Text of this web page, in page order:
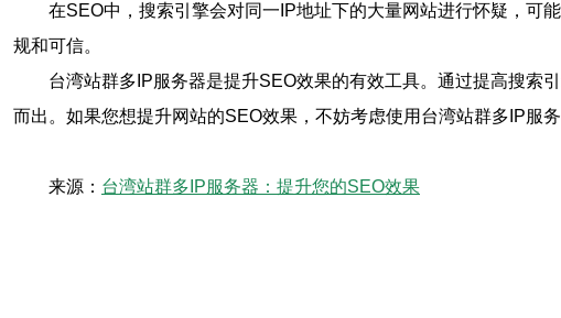
在SEO中，搜索引擎会对同一IP地址下的大量网站进行怀疑，可
规和可信。
台湾站群多IP服务器是提升SEO效果的有效工具。通过提高搜索
而出。如果您想提升网站的SEO效果，不妨考虑使用台湾站群多IP服务
来源： 台湾站群多IP服务器：提升您的SEO效果